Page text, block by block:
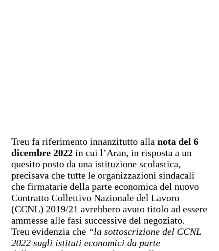
Treu fa riferimento innanzitutto alla nota del 6
dicembre 2022 in cui l’Aran, in risposta a un
quesito posto da una istituzione scolastica,
precisava che tutte le organizzazioni sindacali
che firmatarie della parte economica del nuovo
Contratto Collettivo Nazionale del Lavoro
(CCNL) 2019/21 avrebbero avuto titolo ad essere
ammesse alle fasi successive del negoziato.
Treu evidenzia che “la sottoscrizione del CCNL
2022 sugli istituti economici da parte